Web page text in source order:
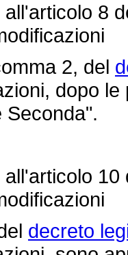
all'articolo 8
2, del
dopo
Seconda".
all'articolo
decreto